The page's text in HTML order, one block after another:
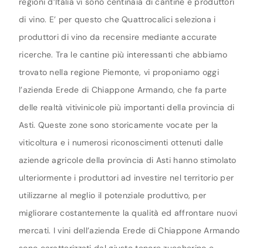
di vino. E’ per questo che Quattrocalici seleziona i
produttori di vino da recensire mediante accurate
ricerche. Tra le cantine più interessanti che abbiamo
trovato nella regione Piemonte, vi proponiamo oggi
l’azienda Erede di Chiappone Armando, che fa parte
delle realtà vitivinicole più importanti della provincia di
Asti. Queste zone sono storicamente vocate per la
viticoltura e i numerosi riconoscimenti ottenuti dalle
aziende agricole della provincia di Asti hanno stimolato
ulteriormente i produttori ad investire nel territorio per
utilizzarne al meglio il potenziale produttivo, per
migliorare costantemente la qualità ed affrontare nuovi
mercati. I vini dell’azienda Erede di Chiappone Armando